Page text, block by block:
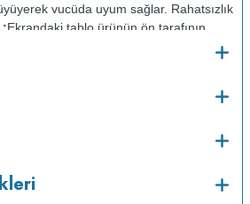
vucüda uyum sağlar. Rahatsızlık
:Ekrandaki tablo ürünün ön tarafının
2cm daha kısadır.
boyalar sertifikalı ve güvenlidir;
yıkanır.
Orta ısıda ve tersten